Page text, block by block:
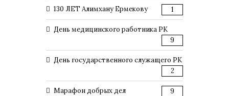
130 ЛЕТ Алимхану Ермекову 1
День медицинского работника РК
9
День государственного служащего РК
2
Марафон добрых дел 9